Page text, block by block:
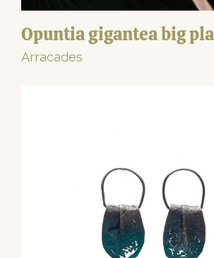
Opuntia gigantea big
Arracades